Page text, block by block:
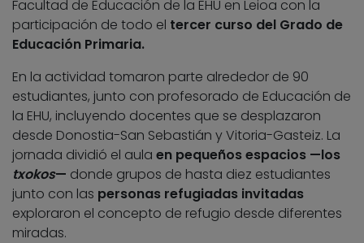
Facultad de Educación de la EHU en Leioa con la
participación de todo el tercer curso del Grado de
Educación Primaria.
En la actividad tomaron parte alrededor de 90
estudiantes, junto con profesorado de Educación de
la EHU, incluyendo docentes que se desplazaron
desde Donostia-San Sebastián y Vitoria-Gasteiz. La
jornada dividió el aula en pequeños espacios —los
txokos— donde grupos de hasta diez estudiantes
junto con las personas refugiadas invitadas
exploraron el concepto de refugio desde diferentes
miradas.